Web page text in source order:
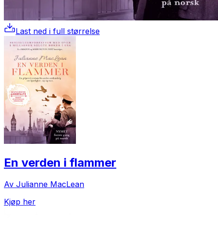
Last ned i full størrelse
En verden i flammer
Av Julianne MacLean
Kjøp her